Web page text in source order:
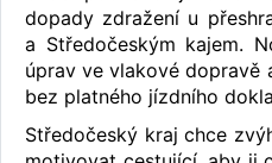
dopady zdražení u
a Středočeským kajem.
úprav ve vlakové dopravě
bez platného jízdního
Středočeský kraj chce